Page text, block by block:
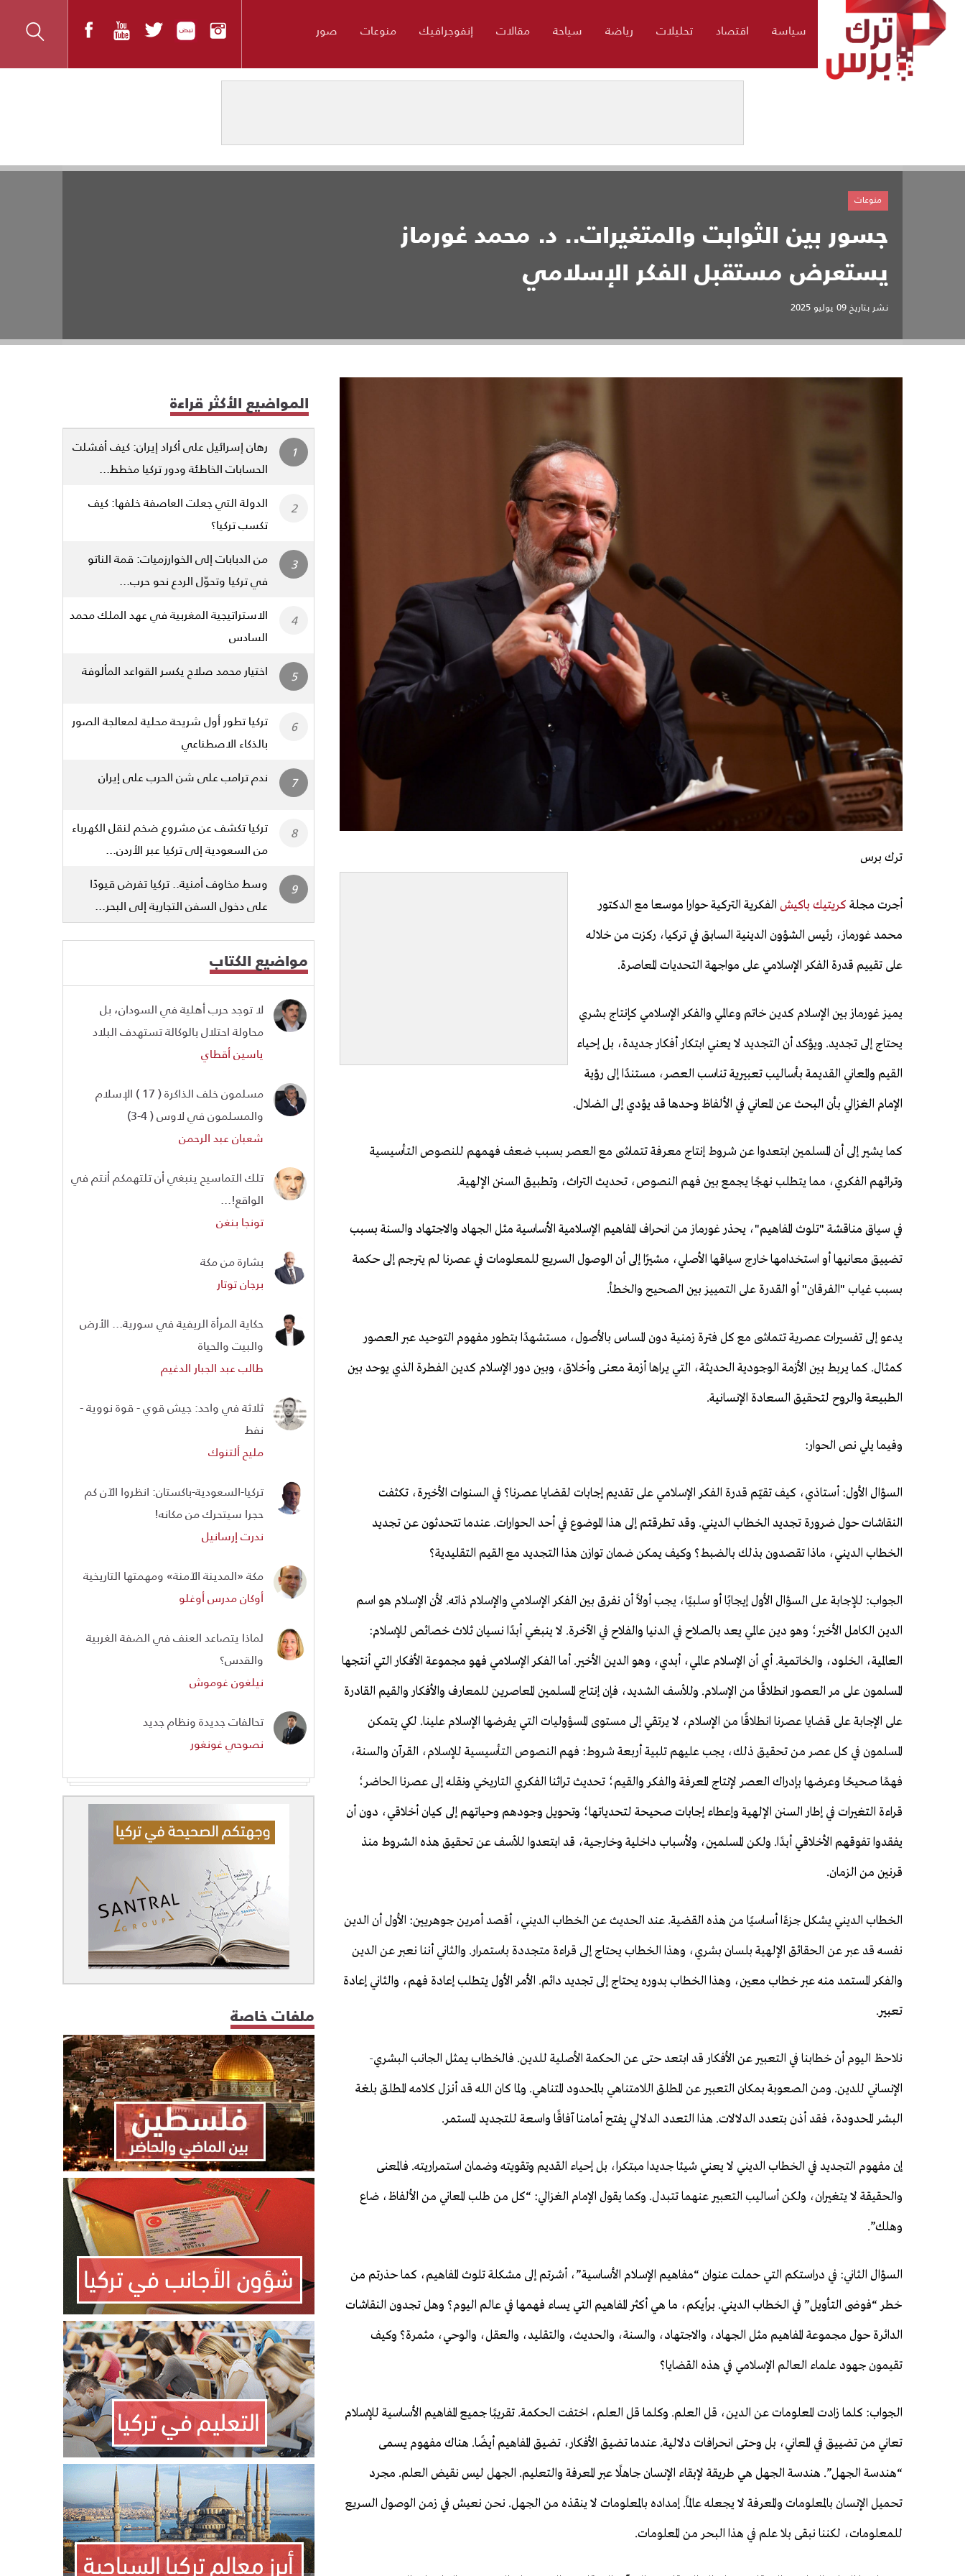
سياسة اقتصاد تحليلات رياضة سياحة مقالات إنفوجرافيك منوعات صور
جسور بين الثوابت والمتغيرات.. د. محمد غورماز
يستعرض مستقبل الفكر الإسلامي
نشر بتاريخ09 يوليو 2025
منوعات
ترك برس
أجرت مجلة كريتيك باكيش الفكرية التركية حوارا موسعا مع الدكتور
محمد غورماز، رئيس الشؤون الدينية السابق في تركيا، ركزت من خلاله
على تقييم قدرة الفكر الإسلامي على مواجهة التحديات المعاصرة.
يميز غورماز بين الإسلام كدين خاتم وعالمي والفكر الإسلامي كإنتاج بشري
يحتاج إلى تجديد. ويؤكد أن التجديد لا يعني ابتكار أفكار جديدة، بل إحياء
القيم والمعاني القديمة بأساليب تعبيرية تناسب العصر، مستندًا إلى رؤية
الإمام الغزالي بأن البحث عن المعاني في الألفاظ وحدها قد يؤدي إلى الضلال.
كما يشير إلى أن المسلمين ابتعدوا عن شروط إنتاج معرفة تتماشى مع العصر بسبب ضعف فهمهم للنصوص التأسيسية
وتراثهم الفكري، مما يتطلب نهجًا يجمع بين فهم النصوص، تحديث التراث، وتطبيق السنن الإلهية.
في سياق مناقشة "تلوث المفاهيم"، يحذر غورماز من انحراف المفاهيم الإسلامية الأساسية مثل الجهاد والاجتهاد والسنة بسبب
تضييق معانيها أو استخدامها خارج سياقها الأصلي، مشيرًا إلى أن الوصول السريع للمعلومات في عصرنا لم يترجم إلى حكمة
بسبب غياب "الفرقان" أو القدرة على التمييز بين الصحيح والخطأ.
يدعو إلى تفسيرات عصرية تتماشى مع كل فترة زمنية دون المساس بالأصول، مستشهدًا بتطور مفهوم التوحيد عبر العصور
كمثال. كما يربط بين الأزمة الوجودية الحديثة، التي يراها أزمة معنى وأخلاق، وبين دور الإسلام كدين الفطرة الذي يوحد بين
الطبيعة والروح لتحقيق السعادة الإنسانية.
وفيما يلي نص الحوار:
السؤال الأول: أستاذي، كيف تقيّم قدرة الفكر الإسلامي على تقديم إجابات لقضايا عصرنا؟ في السنوات الأخيرة، تكثفت
النقاشات حول ضرورة تجديد الخطاب الديني. وقد تطرقتم إلى هذا الموضوع في أحد الحوارات. عندما تتحدثون عن تجديد
الخطاب الديني، ماذا تقصدون بذلك بالضبط؟ وكيف يمكن ضمان توازن هذا التجديد مع القيم التقليدية؟
الجواب: للإجابة على السؤال الأول إيجابًا أو سلبيًا، يجب أولاً أن نفرق بين الفكر الإسلامي والإسلام ذاته. لأن الإسلام هو اسم
الدين الكامل الأخير؛ وهو دين عالمي يعد بالصلاح في الدنيا والفلاح في الآخرة. لا ينبغي أبدًا نسيان ثلاث خصائص للإسلام:
العالمية، الخلود، والخاتمية. أي أن الإسلام عالمي، أبدي، وهو الدين الأخير. أما الفكر الإسلامي فهو مجموعة الأفكار التي أنتجها
المسلمون على مر العصور انطلاقًا من الإسلام. وللأسف الشديد، فإن إنتاج المسلمين المعاصرين للمعارف والأفكار والقيم القادرة
على الإجابة على قضايا عصرنا انطلاقًا من الإسلام، لا يرتقي إلى مستوى المسؤوليات التي يفرضها الإسلام علينا. لكي يتمكن
المسلمون في كل عصر من تحقيق ذلك، يجب عليهم تلبية أربعة شروط: فهم النصوص التأسيسية للإسلام، القرآن والسنة،
فهمًا صحيحًا وعرضها بإدراك العصر لإنتاج المعرفة والفكر والقيم؛ تحديث تراثنا الفكري التاريخي ونقله إلى عصرنا الحاضر؛
قراءة التغيرات في إطار السنن الإلهية وإعطاء إجابات صحيحة لتحدياتها؛ وتحويل وجودهم وحياتهم إلى كيان أخلاقي، دون أن
يفقدوا تفوقهم الأخلاقي أبدًا. ولكن المسلمين، ولأسباب داخلية وخارجية، قد ابتعدوا للأسف عن تحقيق هذه الشروط منذ
قرنين من الزمان.
الخطاب الديني يشكل جزءًا أساسيًا من هذه القضية. عند الحديث عن الخطاب الديني، أقصد أمرين جوهريين: الأول أن الدين
نفسه قد عبر عن الحقائق الإلهية بلسان بشري، وهذا الخطاب يحتاج إلى قراءة متجددة باستمرار. والثاني أننا نعبر عن الدين
والفكر المستمد منه عبر خطاب معين، وهذا الخطاب بدوره يحتاج إلى تجديد دائم. الأمر الأول يتطلب إعادة فهم، والثاني إعادة
تعبير.
نلاحظ اليوم أن خطابنا في التعبير عن الأفكار قد ابتعد حتى عن الحكمة الأصلية للدين. فالخطاب يمثل الجانب البشري-
الإنساني للدين. ومن الصعوبة بمكان التعبير عن المطلق اللامتناهي بالمحدود المتناهي. ولما كان الله قد أنزل كلامه المطلق بلغة
البشر المحدودة، فقد أذن بتعدد الدلالات. هذا التعدد الدلالي يفتح أمامنا آفاقًا واسعة للتجديد المستمر.
إن مفهوم التجديد في الخطاب الديني لا يعني شيئا جديدا مبتكرا، بل إحياء القديم وتقويته وضمان استمراريته. فالمعنى
والحقيقة لا يتغيران، ولكن أساليب التعبير عنهما تتبدل. وكما يقول الإمام الغزالي: “كل من طلب المعاني من الألفاظ، ضاع
وهلك”.
السؤال الثاني: في دراستكم التي حملت عنوان “مفاهيم الإسلام الأساسية”، أشرتم إلى مشكلة تلوث المفاهيم، كما حذرتم من
خطر “فوضى التأويل” في الخطاب الديني. برأيكم، ما هي أكثر المفاهيم التي يساء فهمها في عالم اليوم؟ وهل تجدون النقاشات
الدائرة حول مجموعة المفاهيم مثل الجهاد، والاجتهاد، والسنة، والحديث، والتقليد، والعقل، والوحي، مثمرة؟ وكيف
تقيمون جهود علماء العالم الإسلامي في هذه القضايا؟
الجواب: كلما زادت المعلومات عن الدين، قل العلم. وكلما قل العلم، اختفت الحكمة. تقريبًا جميع المفاهيم الأساسية للإسلام
تعاني من تضييق في المعاني، بل وحتى انحرافات دلالية. عندما تضيق الأفكار، تضيق المفاهيم أيضًا. هناك مفهوم يسمى
“هندسة الجهل”. هندسة الجهل هي طريقة لإبقاء الإنسان جاهلًا عبر المعرفة والتعليم. الجهل ليس نقيض العلم. مجرد
تحميل الإنسان بالمعلومات والمعرفة لا يجعله عالمًا. إمداده بالمعلومات لا ينقذه من الجهل. نحن نعيش في زمن الوصول السريع
للمعلومات، لكننا نبقى بلا علم في هذا البحر من المعلومات.
المواضيع الأكثر قراءة
رهان إسرائيل على أكراد إيران: كيف أفشلت
الحسابات الخاطئة ودور تركيا مخطط...
الدولة التي جعلت العاصفة خلفها: كيف
تكسب تركيا؟
من الدبابات إلى الخوارزميات: قمة الناتو
في تركيا وتحوّل الردع نحو حرب...
الاستراتيجية المغربية في عهد الملك محمد
السادس
اختيار محمد صلاح يكسر القواعد المألوفة
تركيا تطور أول شريحة محلية لمعالجة الصور
بالذكاء الاصطناعي
ندم ترامب على شن الحرب على إيران
تركيا تكشف عن مشروع ضخم لنقل الكهرباء
من السعودية إلى تركيا عبر الأردن...
وسط مخاوف أمنية.. تركيا تفرض قيودًا
على دخول السفن التجارية إلى البحر...
مواضيع الكتاب
لا توجد حرب أهلية في السودان، بل
محاولة احتلال بالوكالة تستهدف البلاد
ياسين أقطاي
مسلمون خلف الذاكرة ( 17 ) الإسلام
والمسلمون في لاوس ( 4-3)
شعبان عبد الرحمن
تلك التماسيح ينبغي أن تلتهمكم أنتم في
الواقع!...
تونجا بنغن
بشارة من مكة
برجان توتار
حكاية المرأة الريفية في سورية... الأرض
والبيت والحياة
طالب عبد الجبار الدغيم
ثلاثة في واحد: جيش قوي - قوة نووية -
نفط
مليح ألتنوك
تركيا-السعودية-باكستان: انظروا الآن كم
حجرا سيتحرك من مكانه!
ندرت إرسانيل
مكة «المدينة الآمنة» ومهمتها التاريخية
أوكان مدرس أوغلو
لماذا يتصاعد العنف في الضفة الغربية
والقدس؟
نيلغون غوموش
تحالفات جديدة ونظام جديد
نصوحي غونغور
ملفات خاصة